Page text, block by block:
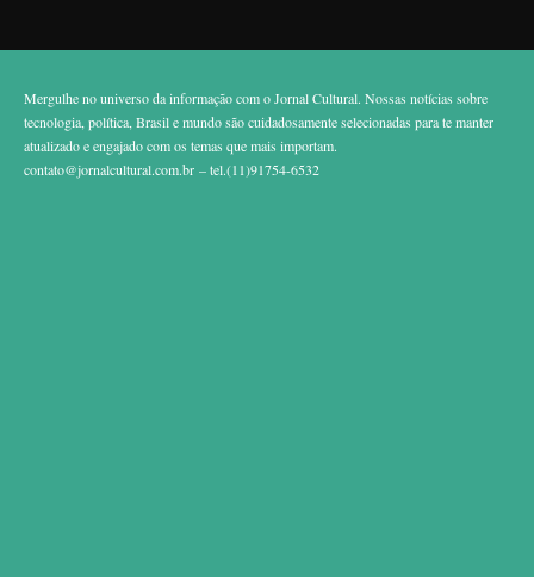
Mergulhe no universo da informação com o Jornal Cultural. Nossas notícias sobre
tecnologia, política, Brasil e mundo são cuidadosamente selecionadas para te manter
atualizado e engajado com os temas que mais importam.
contato@jornalcultural.com.br – tel.(11)91754-6532